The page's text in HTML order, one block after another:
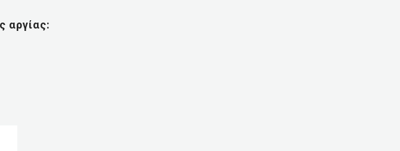
αργίας: